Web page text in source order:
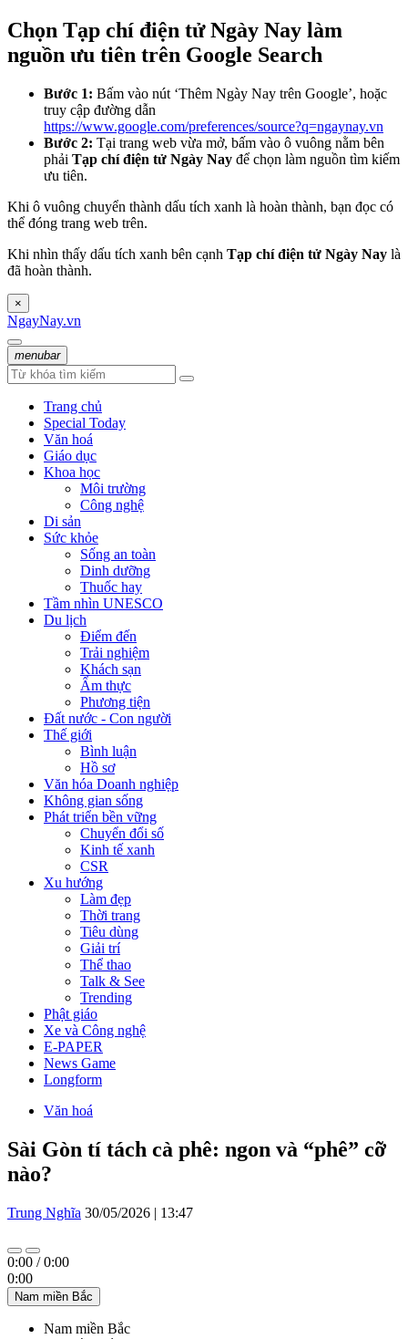
Chọn Tạp chí điện tử Ngày Nay làm
nguồn ưu tiên trên Google Search
Bước 1: Bấm vào nút ‘Thêm Ngày Nay trên Google’, hoặc
truy cập đường dẫn
https://www.google.com/preferences/source?q=ngaynay.vn
Bước 2: Tại trang web vừa mở, bấm vào ô vuông nằm bên
phải Tạp chí điện tử Ngày Nay để chọn làm nguồn tìm kiếm
ưu tiên.
Khi ô vuông chuyển thành dấu tích xanh là hoàn thành, bạn đọc có
thể đóng trang web trên.
Khi nhìn thấy dấu tích xanh bên cạnh Tạp chí điện tử Ngày Nay là
đã hoàn thành.
×
NgayNay.vn
menubar
Trang chủ
Special Today
Văn hoá
Giáo dục
Khoa học
Môi trường
Công nghệ
Di sản
Sức khỏe
Sống an toàn
Dinh dưỡng
Thuốc hay
Tầm nhìn UNESCO
Du lịch
Điểm đến
Trải nghiệm
Khách sạn
Ẩm thực
Phương tiện
Đất nước - Con người
Thế giới
Bình luận
Hồ sơ
Văn hóa Doanh nghiệp
Không gian sống
Phát triển bền vững
Chuyển đổi số
Kinh tế xanh
CSR
Xu hướng
Làm đẹp
Thời trang
Tiêu dùng
Giải trí
Thể thao
Talk & See
Trending
Phật giáo
Xe và Công nghệ
E-PAPER
News Game
Longform
Văn hoá
Sài Gòn tí tách cà phê: ngon và “phê” cỡ
nào?
Trung Nghĩa 30/05/2026 | 13:47
0:00 /0:00
0:00
Nam miền Bắc
Nam miền Bắc